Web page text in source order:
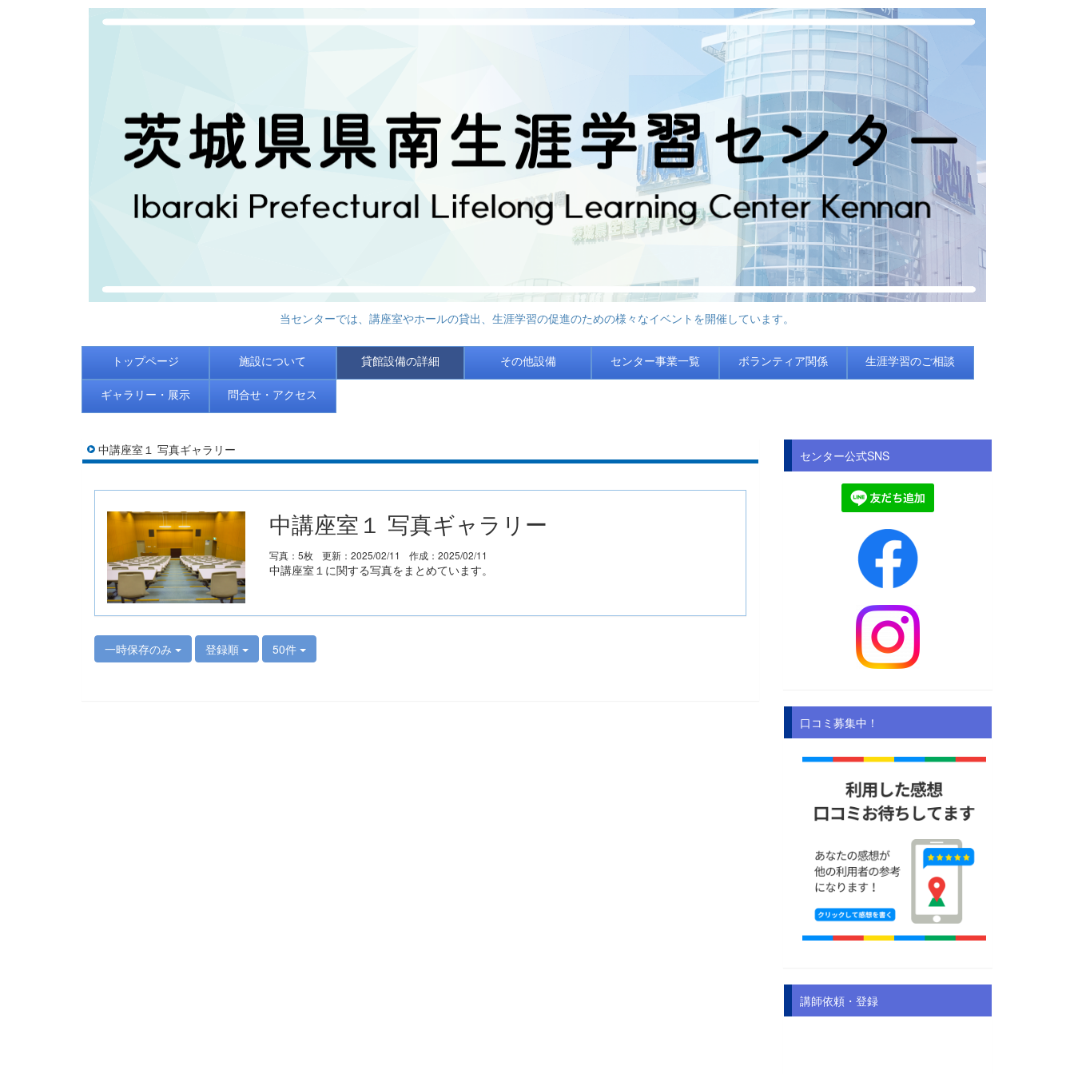
当センターでは、講座室やホールの貸出、生涯学習の促進のための様々なイベントを開催しています。
トップページ 施設について 貸館設備の詳細 その他設備 センター事業一覧 ボランティア関係 生涯学習のご相談
ギャラリー・展示 問合せ・アクセス
中講座室１ 写真ギャラリー
中講座室１ 写真ギャラリー
写真：5枚 更新：2025/02/11 作成：2025/02/11
中講座室１に関する写真をまとめています。
一時保存のみ 登録順 50件
センター公式SNS
口コミ募集中！
講師依頼・登録